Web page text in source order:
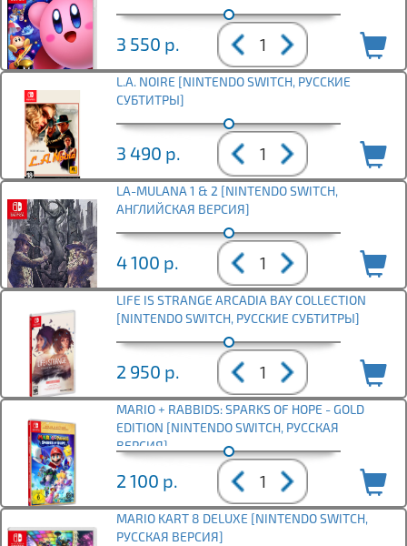
3 550 р.
L.A. NOIRE [NINTENDO SWITCH, РУССКИЕ
СУБТИТРЫ]
3 490 р.
LA-MULANA 1 & 2 [NINTENDO SWITCH,
АНГЛИЙСКАЯ ВЕРСИЯ]
4 100 р.
LIFE IS STRANGE ARCADIA BAY COLLECTION
[NINTENDO SWITCH, РУССКИЕ СУБТИТРЫ]
2 950 р.
MARIO + RABBIDS: SPARKS OF HOPE - GOLD
EDITION [NINTENDO SWITCH, РУССКАЯ
ВЕРСИЯ]
2 100 р.
MARIO KART 8 DELUXE [NINTENDO SWITCH,
РУССКАЯ ВЕРСИЯ]